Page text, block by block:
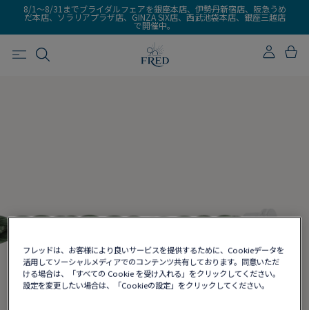
8/1～8/31までブライダルフェアを銀座本店、伊勢丹新宿店、阪急うめ
だ本店、ソラリアプラザ店、GINZA SIX店、西武池袋本店、銀座三越店
で開催中。
フレッドは、お客様により良いサービスを提供するために、Cookieデータを
活用してソーシャルメディアでのコンテンツ共有しております。同意いただ
ける場合は、「すべての Cookie を受け入れる」をクリックしてください。
設定を変更したい場合は、「Cookieの設定」をクリックしてください。